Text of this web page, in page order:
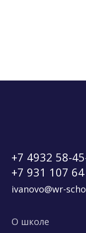
+7 4932 58-
+7 931 107
ivanovo@wr-
О школе